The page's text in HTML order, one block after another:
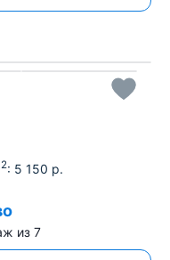
Все фото
2: 5 150 р.
из 7